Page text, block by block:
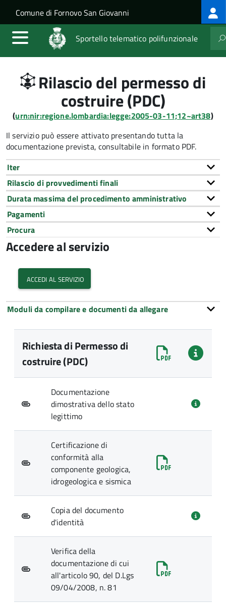
Salta al contenuto principale
Skip to site navigation
Comune di Fornovo San Giovanni
Sportello telematico polifunzionale
Rilascio del permesso di
costruire (PDC)
(urn:nir:regione.lombardia:legge:2005-03-11;12~art38)
Il servizio può essere attivato presentando tutta la
documentazione prevista, consultabile in formato PDF.
Iter
Rilascio di provvedimenti finali
Durata massima del procedimento amministrativo
Pagamenti
Procura
Accedere al servizio
accedi al servizio
Moduli da compilare e documenti da allegare
Richiesta di Permesso di
costruire (PDC)
Documentazione
dimostrativa dello stato
legittimo
Certificazione di
conformità alla
componente geologica,
idrogeologica e sismica
Copia del documento
d'identità
Verifica della
documentazione di cui
all'articolo 90, del D.Lgs
09/04/2008, n. 81